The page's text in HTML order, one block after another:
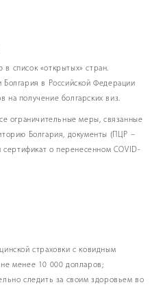
список «открытых» стран.
Болгария в Российской Федерации
на получение болгарских виз.
ограничительные меры, связанные
Болгария, документы (ПЦР –
сертификат о перенесенном COVID-
страховки с ковидным
менее 10 000 долларов;
следить за своим здоровьем во